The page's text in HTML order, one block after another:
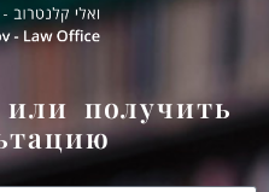
или получить